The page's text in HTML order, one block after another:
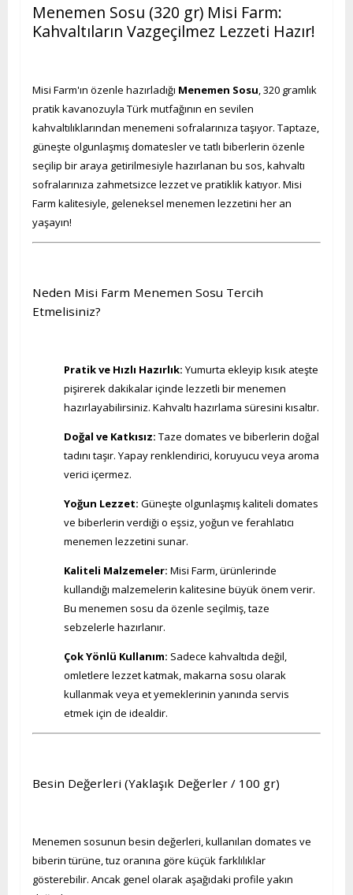
Menemen Sosu (320 gr) Misi Farm:
Kahvaltıların Vazgeçilmez Lezzeti Hazır!
Misi Farm'ın özenle hazırladığı Menemen Sosu, 320 gramlık
pratik kavanozuyla Türk mutfağının en sevilen
kahvaltılıklarından menemeni sofralarınıza taşıyor. Taptaze,
güneşte olgunlaşmış domatesler ve tatlı biberlerin özenle
seçilip bir araya getirilmesiyle hazırlanan bu sos, kahvaltı
sofralarınıza zahmetsizce lezzet ve pratiklik katıyor. Misi
Farm kalitesiyle, geleneksel menemen lezzetini her an
yaşayın!
Neden Misi Farm Menemen Sosu Tercih
Etmelisiniz?
Pratik ve Hızlı Hazırlık: Yumurta ekleyip kısık ateşte
pişirerek dakikalar içinde lezzetli bir menemen
hazırlayabilirsiniz. Kahvaltı hazırlama süresini kısaltır.
Doğal ve Katkısız: Taze domates ve biberlerin doğal
tadını taşır. Yapay renklendirici, koruyucu veya aroma
verici içermez.
Yoğun Lezzet: Güneşte olgunlaşmış kaliteli domates
ve biberlerin verdiği o eşsiz, yoğun ve ferahlatıcı
menemen lezzetini sunar.
Kaliteli Malzemeler: Misi Farm, ürünlerinde
kullandığı malzemelerin kalitesine büyük önem verir.
Bu menemen sosu da özenle seçilmiş, taze
sebzelerle hazırlanır.
Çok Yönlü Kullanım: Sadece kahvaltıda değil,
omletlere lezzet katmak, makarna sosu olarak
kullanmak veya et yemeklerinin yanında servis
etmek için de idealdir.
Besin Değerleri (Yaklaşık Değerler / 100 gr)
Menemen sosunun besin değerleri, kullanılan domates ve
biberin türüne, tuz oranına göre küçük farklılıklar
gösterebilir. Ancak genel olarak aşağıdaki profile yakın